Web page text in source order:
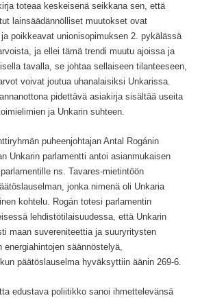
toteaa keskeisenä seikkana sen, että
lainsäädännölliset muutokset ovat
poikkeavat unionisopimuksen 2. pykälässä
ja ellei tämä trendi muutu ajoissa ja
tavalla, se johtaa sellaiseen tilanteeseen,
voivat joutua uhanalaisiksi Unkarissa.
pidettävä asiakirja sisältää useita
ja Unkarin suhteen.
puheenjohtajan Antal Rogánin
Unkarin parlamentti antoi asianmukaisen
ns. Tavares-mietintöön
jonka nimenä oli Unkaria
kohtelu. Rogán totesi parlamentin
lehdistötilaisuudessa, että Unkarin
maan suvereniteettia ja suuryritysten
energiahintojen säännöstelyä,
päätöslauselma hyväksyttiin äänin 269-6.
edustava poliitikko sanoi ihmettelevänsä